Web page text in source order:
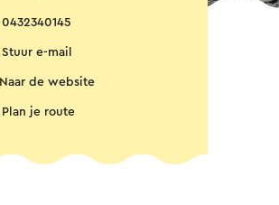
0432340145
Stuur e-mail
Naar de website
Plan je route